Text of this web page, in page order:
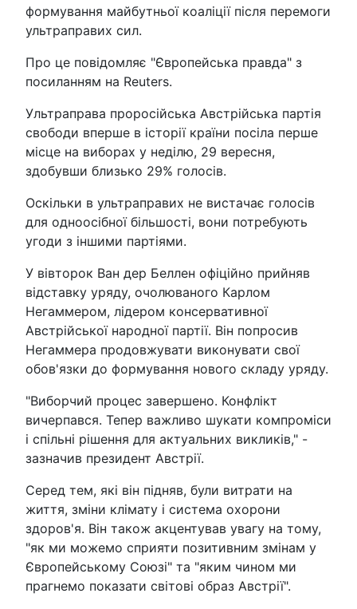
формування майбутньої коаліції після перемоги
ультраправих сил.
Про це повідомляє "Європейська правда" з
посиланням на Reuters.
Ультраправа проросійська Австрійська партія
свободи вперше в історії країни посіла перше
місце на виборах у неділю, 29 вересня,
здобувши близько 29% голосів.
Оскільки в ультраправих не вистачає голосів
для одноосібної більшості, вони потребують
угоди з іншими партіями.
У вівторок Ван дер Беллен офіційно прийняв
відставку уряду, очолюваного Карлом
Негаммером, лідером консервативної
Австрійської народної партії. Він попросив
Негаммера продовжувати виконувати свої
обов'язки до формування нового складу уряду.
"Виборчий процес завершено. Конфлікт
вичерпався. Тепер важливо шукати компроміси
і спільні рішення для актуальних викликів," -
зазначив президент Австрії.
Серед тем, які він підняв, були витрати на
життя, зміни клімату і система охорони
здоров'я. Він також акцентував увагу на тому,
"як ми можемо сприяти позитивним змінам у
Європейському Союзі" та "яким чином ми
прагнемо показати світові образ Австрії".